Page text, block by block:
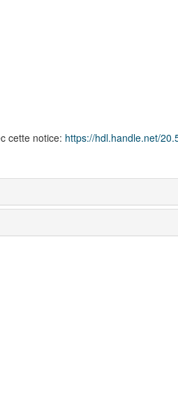
cette notice: https://hdl.handle.net/